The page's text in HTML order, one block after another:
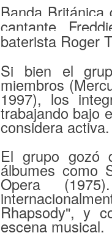
Banda
cantante
baterista Roger
Si bien el
miembros
1997), los
trabajando bajo
considera activa.
El grupo gozó
álbumes como
Opera
Rhapsody", y
escena musical.